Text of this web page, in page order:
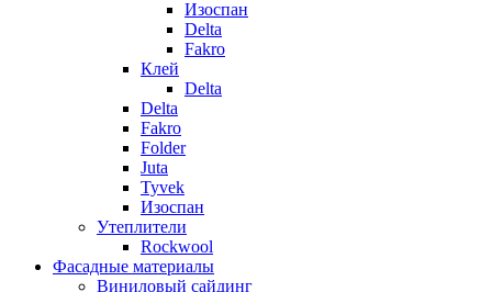
Изоспан
Delta
Fakro
Клей
Delta
Delta
Fakro
Folder
Juta
Tyvek
Изоспан
Утеплители
Rockwool
Фасадные материалы
Виниловый сайдинг